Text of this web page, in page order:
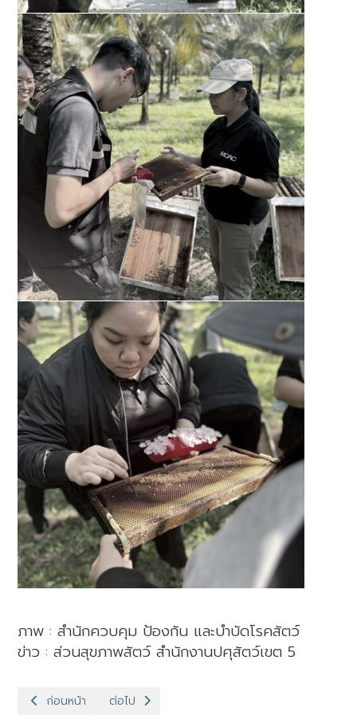
ภาพ : สำนักควบคุม ป้องกัน และบำบัดโรคสัตว์
ข่าว : ส่วนสุขภาพสัตว์ สำนักงานปศุสัตว์เขต 5
เนื้อหาก่อนหน้า: ปศุสัตว์เขต 5 เข้าร่วมประชุมชี้แจงรายละเอียดตัวชี้
ก่อนหน้า เนื้อหาถัดไป: ปศุสัตว์เขต 5 เข้าร่วมประชุมหารือกา
ต่อไป